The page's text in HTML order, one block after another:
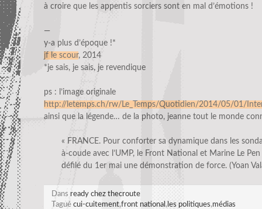
à croire que les appentis sorciers sont en mal d’émotions !
—
y-a plus d’époque !*
jf le scour, 2014
*je sais, je sais, je revendique
ps : l’image originale
http://letemps.ch/rw/Le_Temps/Quotidien/2014/05/01/
ainsi que la légende… de la photo, jeanne tout le monde
« FRANCE. Pour conforter sa dynamique dans les
à-coude avec l’UMP, le Front National et Marine Le
défilé du 1er mai une démonstration de force. (Yoan
Dans ready chez thecroute
Tagué cui-cuitement,front national ,les politiques,médias